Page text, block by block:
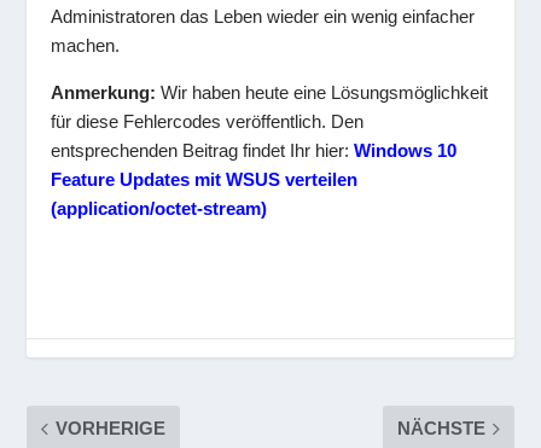
Administratoren das Leben wieder ein wenig einfacher
machen.
Anmerkung: Wir haben heute eine Lösungsmöglichkeit
für diese Fehlercodes veröffentlich. Den
entsprechenden Beitrag findet Ihr hier:Windows 10
Feature Updates mit WSUS verteilen
(application/octet-stream)
VORHERIGE NÄCHSTE